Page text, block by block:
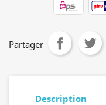
Partager
Description